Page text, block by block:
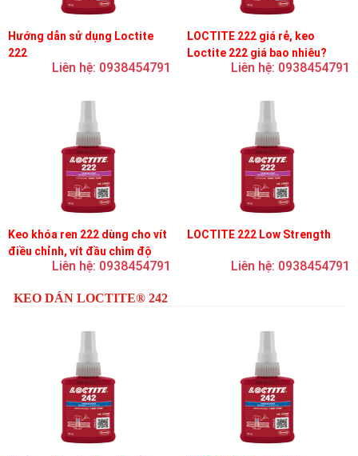
Hướng dẫn sử dụng Loctite
222
Liên hệ: 0938454791
LOCTITE 222 giá rẻ, keo
Loctite 222 giá bao nhiêu?
Liên hệ: 0938454791
Keo khóa ren 222 dùng cho vít
điều chỉnh, vít đầu chìm độ
bền thấpLiên hệ: 0938454791
LOCTITE 222 Low Strength
Liên hệ: 0938454791
KEO DÁN LOCTITE® 242